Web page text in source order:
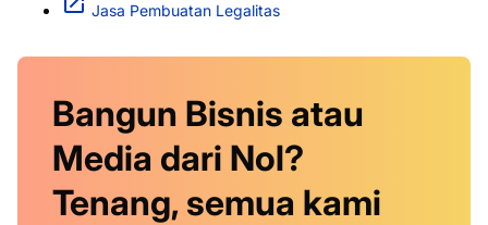
Jasa Pembuatan Legalitas
Bangun Bisnis atau
Media dari Nol?
Tenang, semua kami